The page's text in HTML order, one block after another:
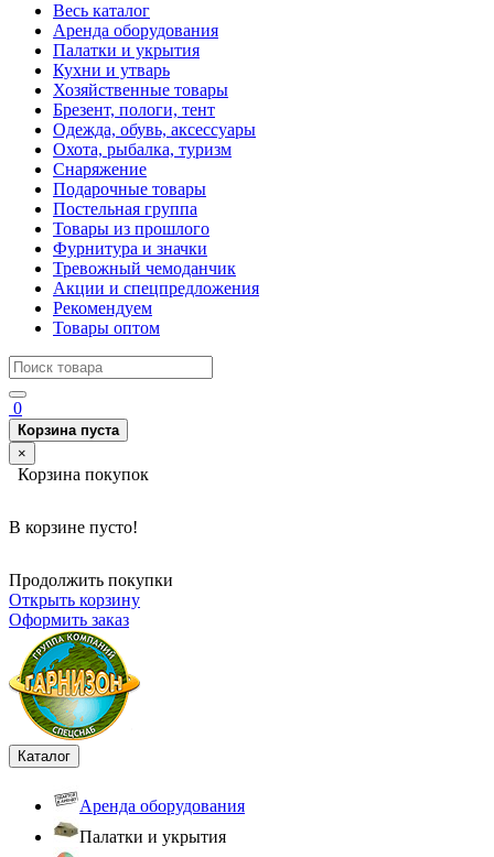
Весь каталог
Аренда оборудования
Палатки и укрытия
Кухни и утварь
Хозяйственные товары
Брезент, пологи, тент
Одежда, обувь, аксессуары
Охота, рыбалка, туризм
Снаряжение
Подарочные товары
Постельная группа
Товары из прошлого
Фурнитура и значки
Тревожный чемоданчик
Акции и спецпредложения
Рекомендуем
Товары оптом
0
Корзина пуста
×
Корзина покупок
В корзине пусто!
Продолжить покупки
Открыть корзину
Оформить заказ
Каталог
Аренда оборудования
Палатки и укрытия